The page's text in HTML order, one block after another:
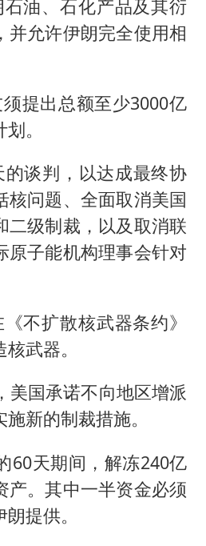
油、石化产品及其衍
并允许伊朗完全使用相
提出总额至少3000亿
。
谈判，以达成最终协
核问题、全面取消美国
二级制裁，以及取消联
原子能机构理事会针对
不扩散核武器条约》
武器。
美国承诺不向地区增派
新的制裁措施。
60天期间，解冻240亿
产。其中一半资金必须
提供。